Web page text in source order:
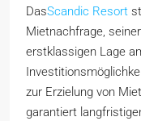
DasScandic Resort
Mietnachfrage,
erstklassigen Lage
zur Erzielung von
garantiert